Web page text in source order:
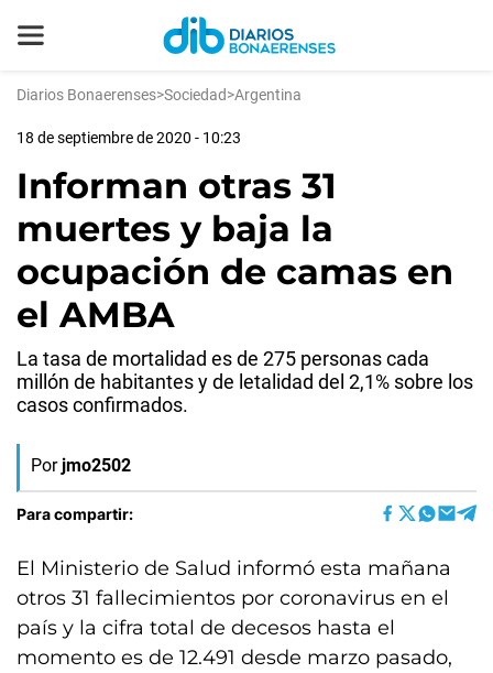
Diarios Bonaerenses>Sociedad>Argentina
18 de septiembre de 2020 - 10:23
Informan otras 31
muertes y baja la
ocupación de camas en
el AMBA
La tasa de mortalidad es de 275 personas cada
millón de habitantes y de letalidad del 2,1% sobre los
casos confirmados.
Por jmo2502
Para compartir:
El Ministerio de Salud informó esta mañana
otros 31 fallecimientos por coronavirus en el
país y la cifra total de decesos hasta el
momento es de 12.491 desde marzo pasado,